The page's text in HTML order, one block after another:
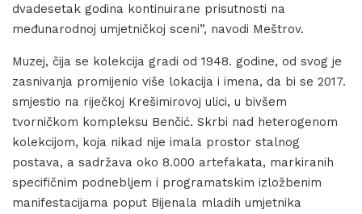
dvadesetak godina kontinuirane prisutnosti na
međunarodnoj umjetničkoj sceni”, navodi Meštrov.
Muzej, čija se kolekcija gradi od 1948. godine, od svog je
zasnivanja promijenio više lokacija i imena, da bi se 2017.
smjestio na riječkoj Krešimirovoj ulici, u bivšem
tvorničkom kompleksu Benčić. Skrbi nad heterogenom
kolekcijom, koja nikad nije imala prostor stalnog
postava, a sadržava oko 8.000 artefakata, markiranih
specifičnim podnebljem i programatskim izložbenim
manifestacijama poput Bijenala mladih umjetnika